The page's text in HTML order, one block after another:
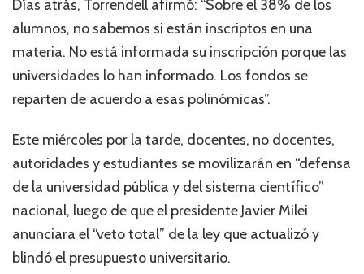
Días atrás, Torrendell afirmó: “Sobre el 38% de los
alumnos, no sabemos si están inscriptos en una
materia. No está informada su inscripción porque las
universidades lo han informado. Los fondos se
reparten de acuerdo a esas polinómicas”.
Este miércoles por la tarde, docentes, no docentes,
autoridades y estudiantes se movilizarán en “defensa
de la universidad pública y del sistema científico”
nacional, luego de que el presidente Javier Milei
anunciara el “veto total” de la ley que actualizó y
blindó el presupuesto universitario.